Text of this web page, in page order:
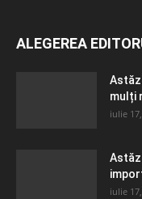
ALEGEREA
mulți
iulie
iulie